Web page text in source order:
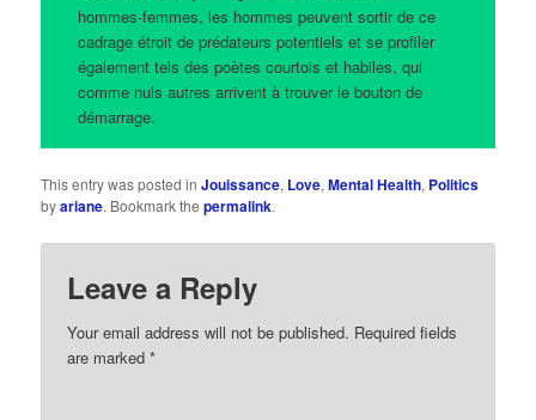
hommes-femmes, les hommes peuvent sortir de ce
cadrage étroit de prédateurs potentiels et se profiler
également tels des poètes courtois et habiles, qui
comme nuls autres arrivent à trouver le bouton de
démarrage.
This entry was posted inJouissance, Love,Mental Health, Politics
byariane. Bookmark thepermalink.
Leave a Reply
Your email address will not be published. Required fields
are marked*